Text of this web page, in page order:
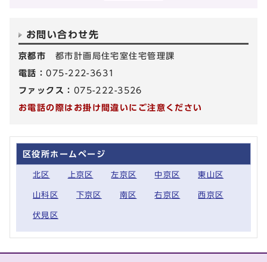
お問い合わせ先
京都市 都市計画局住宅室住宅管理課
電話：075-222-3631
ファックス： 075-222-3526
お電話の際はお掛け間違いにご注意ください
区役所ホームページ
北区 上京区 左京区 中京区 東山区
山科区 下京区 南区 右京区 西京区
伏見区